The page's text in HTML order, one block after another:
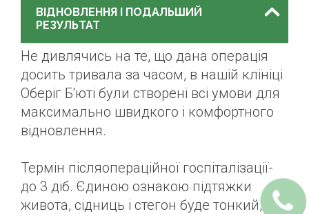
ВІДНОВЛЕННЯ І ПОДАЛЬШИЙ
РЕЗУЛЬТАТ
Не дивлячись на те, що дана операція
досить тривала за часом, в нашій клініці
Оберіг Б'юті були створені всі умови для
максимально швидкого і комфортного
відновлення.
Термін післяопераційної госпіталізації-
до 3 діб. Єдиною ознакою підтяжки
живота, сідниць і стегон буде тонкий,